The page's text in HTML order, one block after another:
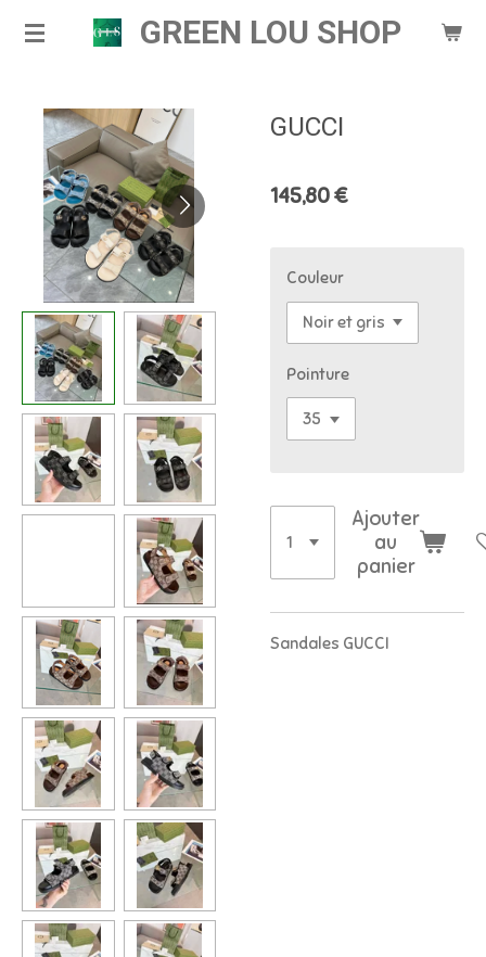
Passer
principal
GREEN LOU SHOP
GUCCI
145,80 €
Couleur
Pointure
Ajouter
au
panier
Sandales GUCCI